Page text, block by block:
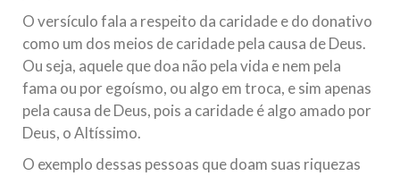
O versículo fala a respeito da caridade e do donativo
como um dos meios de caridade pela causa de Deus.
Ou seja, aquele que doa não pela vida e nem pela
fama ou por egoísmo, ou algo em troca, e sim apenas
pela causa de Deus, pois a caridade é algo amado por
Deus, o Altíssimo.
O exemplo dessas pessoas que doam suas riquezas